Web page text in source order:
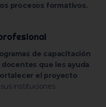
procesos formativos.
de capacitación
que les ayuda
el proyecto
instituciones.